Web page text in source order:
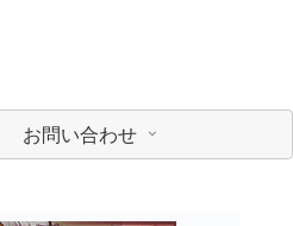
お問い合わせ